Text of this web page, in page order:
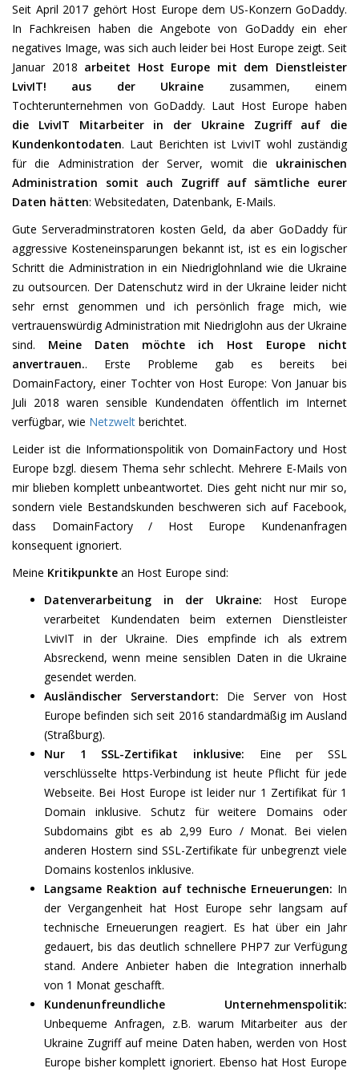
Seit April 2017 gehört Host Europe dem US-Konzern GoDaddy.
In Fachkreisen haben die Angebote von GoDaddy ein eher
negatives Image, was sich auch leider bei Host Europe zeigt. Seit
Januar 2018 arbeitet Host Europe mit dem Dienstleister
LvivIT! aus der Ukraine zusammen, einem
Tochterunternehmen von GoDaddy. Laut Host Europe haben
die LvivIT Mitarbeiter in der Ukraine Zugriff auf die
Kundenkontodaten. Laut Berichten ist LvivIT wohl zuständig
für die Administration der Server, womit die ukrainischen
Administration somit auch Zugriff auf sämtliche eurer
Daten hätten: Websitedaten, Datenbank, E-Mails.
Gute Serveradminstratoren kosten Geld, da aber GoDaddy für
aggressive Kosteneinsparungen bekannt ist, ist es ein logischer
Schritt die Administration in ein Niedriglohnland wie die Ukraine
zu outsourcen. Der Datenschutz wird in der Ukraine leider nicht
sehr ernst genommen und ich persönlich frage mich, wie
vertrauenswürdig Administration mit Niedriglohn aus der Ukraine
sind. Meine Daten möchte ich Host Europe nicht
anvertrauen.. Erste Probleme gab es bereits bei
DomainFactory, einer Tochter von Host Europe: Von Januar bis
Juli 2018 waren sensible Kundendaten öffentlich im Internet
verfügbar, wie Netzwelt berichtet.
Leider ist die Informationspolitik von DomainFactory und Host
Europe bzgl. diesem Thema sehr schlecht. Mehrere E-Mails von
mir blieben komplett unbeantwortet. Dies geht nicht nur mir so,
sondern viele Bestandskunden beschweren sich auf Facebook,
dass DomainFactory / Host Europe Kundenanfragen
konsequent ignoriert.
Meine Kritikpunkte an Host Europe sind:
Datenverarbeitung in der Ukraine: Host Europe
verarbeitet Kundendaten beim externen Dienstleister
LvivIT in der Ukraine. Dies empfinde ich als extrem
Absreckend, wenn meine sensiblen Daten in die Ukraine
gesendet werden.
Ausländischer Serverstandort: Die Server von Host
Europe befinden sich seit 2016 standardmäßig im Ausland
(Straßburg).
Nur 1 SSL-Zertifikat inklusive: Eine per SSL
verschlüsselte https-Verbindung ist heute Pflicht für jede
Webseite. Bei Host Europe ist leider nur 1 Zertifikat für 1
Domain inklusive. Schutz für weitere Domains oder
Subdomains gibt es ab 2,99 Euro / Monat. Bei vielen
anderen Hostern sind SSL-Zertifikate für unbegrenzt viele
Domains kostenlos inklusive.
Langsame Reaktion auf technische Erneuerungen: In
der Vergangenheit hat Host Europe sehr langsam auf
technische Erneuerungen reagiert. Es hat über ein Jahr
gedauert, bis das deutlich schnellere PHP7 zur Verfügung
stand. Andere Anbieter haben die Integration innerhalb
von 1 Monat geschafft.
Kundenunfreundliche Unternehmenspolitik:
Unbequeme Anfragen, z.B. warum Mitarbeiter aus der
Ukraine Zugriff auf meine Daten haben, werden von Host
Europe bisher komplett ignoriert. Ebenso hat Host Europe